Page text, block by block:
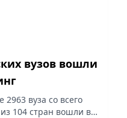
вузов вошли
вуза со всего
104 стран вошли в